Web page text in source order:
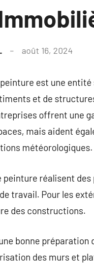
août 16, 2024
est une
et de
offrent une
mais aident
météorologiques.
peinture réalisent
travail. Pour les
des constructions.
bonne
des murs et